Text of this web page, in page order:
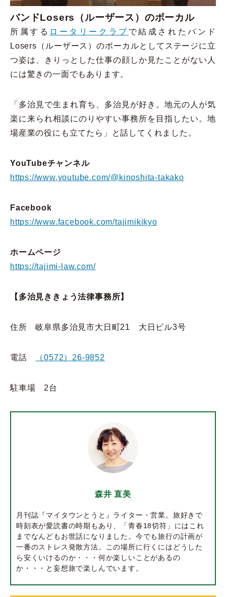
バンドLosers （ルーザース）のボーカル
所属する ロータリークラブ で結成されたバンド
Losers（ルーザース）のボーカルとしてステージに立
つ姿は、きりっとした仕事の顔しか見たことがない人
には驚きの一面でもあります。
「多治見で生まれ育ち、多治見が好き。地元の人が気
楽に来られ相談にのりやすい事務所を目指したい。地
場産業の役にも立てたら」と話してくれました。
YouTubeチャンネル
https://www.youtube.com/@kinoshita-takako
Facebook
https://www.facebook.com/tajimikikyo
ホームページ
https://tajimi-law.com/
【多治見ききょう法律事務所】
住所 岐阜県多治見市大日町21 大日ビル3号
電話 （0572）26-9852
駐車場 2台
森井 直美
月刊誌『マイタウンとうと』ライター・営業。旅好きで
時刻表が愛読書の時期もあり、「青春18切符」にはこれ
までなんどもお世話になりました。今でも旅行の計画が
一番のストレス発散方法。この場所に行くにはどうした
ら安くいけるのか・・・何か楽しいことがあるの
か・・・と妄想旅で楽しんでいます。